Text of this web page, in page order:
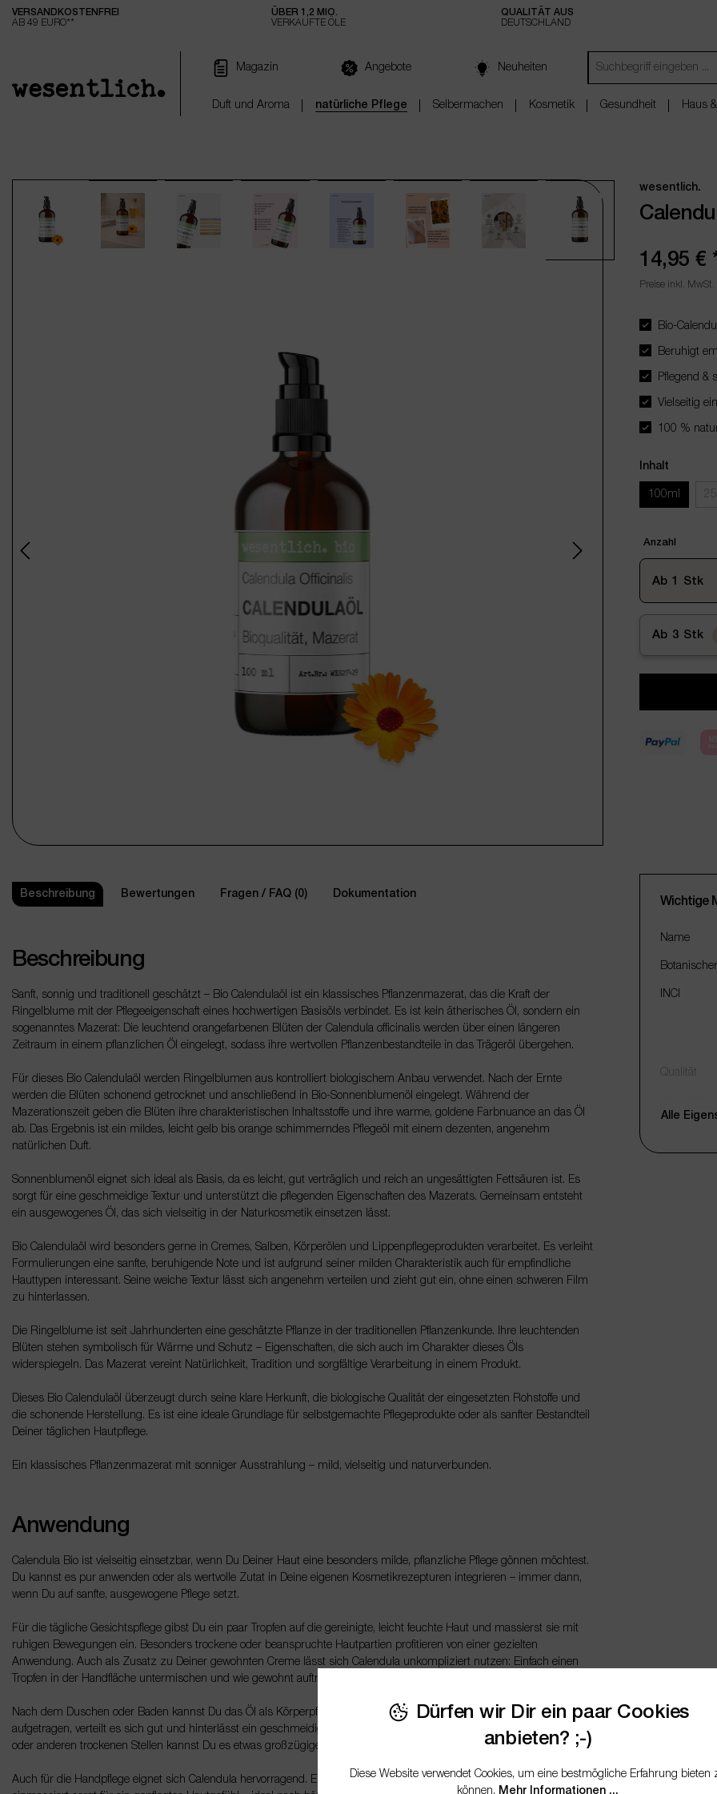
springen Zur Hauptnavigation springen
VERSANDKOSTENFREI
AB 49 EURO**
ÜBER 1,2 MIO.
VERKAUFTE ÖLE
QUALITÄT AUS
DEUTSCHLAND
Magazin Angebote Neuheiten
Duft und Aroma natürliche Pflege Selbermachen Kosmetik Gesundheit Haus
wesentlich.
14,95 €
Preise inkl.
Bio-
Beruhigt
Pflegend &
Vielseitig
100 %
Inhalt
100ml
Anzahl
Ab 1 Stk
Ab 3 Stk
Beschreibung Bewertungen Fragen / FAQ (0) Dokumentation
Beschreibung
Sanft, sonnig und traditionell geschätzt – Bio Calendulaöl ist ein klassisches Pflanzenmazerat, das die Kraft der
Ringelblume mit der Pflegeeigenschaft eines hochwertigen Basisöls verbindet. Es ist kein ätherisches Öl, sondern ein
sogenanntes Mazerat: Die leuchtend orangefarbenen Blüten der Calendula officinalis werden über einen längeren
Zeitraum in einem pflanzlichen Öl eingelegt, sodass ihre wertvollen Pflanzenbestandteile in das Trägeröl übergehen.
Für dieses Bio Calendulaöl werden Ringelblumen aus kontrolliert biologischem Anbau verwendet. Nach der Ernte
werden die Blüten schonend getrocknet und anschließend in Bio-Sonnenblumenöl eingelegt. Während der
Mazerationszeit geben die Blüten ihre charakteristischen Inhaltsstoffe und ihre warme, goldene Farbnuance an das Öl
ab. Das Ergebnis ist ein mildes, leicht gelb bis orange schimmerndes Pflegeöl mit einem dezenten, angenehm
natürlichen Duft.
Sonnenblumenöl eignet sich ideal als Basis, da es leicht, gut verträglich und reich an ungesättigten Fettsäuren ist. Es
sorgt für eine geschmeidige Textur und unterstützt die pflegenden Eigenschaften des Mazerats. Gemeinsam entsteht
ein ausgewogenes Öl, das sich vielseitig in der Naturkosmetik einsetzen lässt.
Bio Calendulaöl wird besonders gerne in Cremes, Salben, Körperölen und Lippenpflegeprodukten verarbeitet. Es verleiht
Formulierungen eine sanfte, beruhigende Note und ist aufgrund seiner milden Charakteristik auch für empfindliche
Hauttypen interessant. Seine weiche Textur lässt sich angenehm verteilen und zieht gut ein, ohne einen schweren Film
zu hinterlassen.
Die Ringelblume ist seit Jahrhunderten eine geschätzte Pflanze in der traditionellen Pflanzenkunde. Ihre leuchtenden
Blüten stehen symbolisch für Wärme und Schutz – Eigenschaften, die sich auch im Charakter dieses Öls
widerspiegeln. Das Mazerat vereint Natürlichkeit, Tradition und sorgfältige Verarbeitung in einem Produkt.
Dieses Bio Calendulaöl überzeugt durch seine klare Herkunft, die biologische Qualität der eingesetzten Rohstoffe und
die schonende Herstellung. Es ist eine ideale Grundlage für selbstgemachte Pflegeprodukte oder als sanfter Bestandteil
Deiner täglichen Hautpflege.
Ein klassisches Pflanzenmazerat mit sonniger Ausstrahlung – mild, vielseitig und naturverbunden.
Anwendung
Calendula Bio ist vielseitig einsetzbar, wenn Du Deiner Haut eine besonders milde, pflanzliche Pflege gönnen möchtest.
Du kannst es pur anwenden oder als wertvolle Zutat in Deine eigenen Kosmetikrezepturen integrieren – immer dann,
wenn Du auf sanfte, ausgewogene Pflege setzt.
Für die tägliche Gesichtspflege gibst Du ein paar Tropfen auf die gereinigte, leicht feuchte Haut und massierst sie mit
ruhigen Bewegungen ein. Besonders trockene oder beanspruchte Hautpartien profitieren von einer gezielten
Anwendung. Auch als Zusatz zu Deiner gewohnten Creme lässt sich Calendula unkompliziert nutzen: Einfach einen
Tropfen in der Handfläche untermischen und wie gewohnt auftragen.
Nach dem Duschen oder Baden kannst Du das Öl als Körperpflege verwenden. Auf die noch leicht feuchte Haut
aufgetragen, verteilt es sich gut und hinterlässt ein geschmeidiges, gepflegtes Gefühl. Besonders an Ellenbogen, Knien
oder anderen trockenen Stellen kannst Du es etwas großzügiger einmassieren.
Auch für die Handpflege eignet sich Calendula hervorragend. Eine kleine Menge sanft in Hände und Nagelhaut
Wichtige
Name
INCI
Qualität
Füllmenge
Alle
Dürfen wir Dir ein paar Cookies
anbieten? ;-)
Diese Website verwendet Cookies, um eine bestmögliche Erfahrung bieten
können. Mehr Informationen ...